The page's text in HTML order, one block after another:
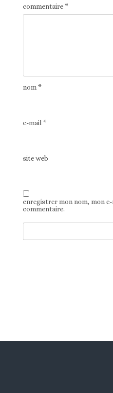
commentaire*
nom *
e-mail *
site web
enregistrer mon nom, mon
commentaire.